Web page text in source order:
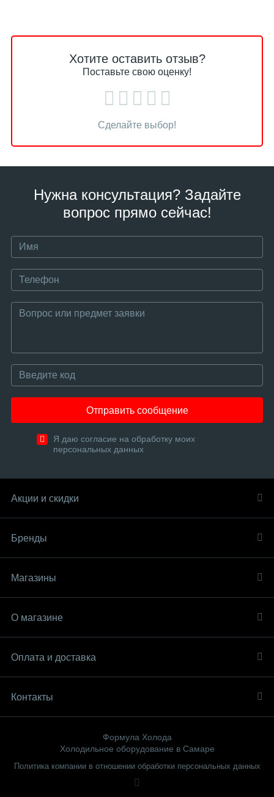
Хотите оставить отзыв?
Поставьте свою оценку!
Сделайте выбор!
Нужна консультация? Задайте
вопрос прямо сейчас!
Отправить сообщение
Я даю согласие на обработку моих
персональных данных
Акции и скидки
Бренды
Магазины
О магазине
Оплата и доставка
Контакты
Формула Холода
Холодильное оборудование в Самаре
Политика компании в отношении обработки персональных данных